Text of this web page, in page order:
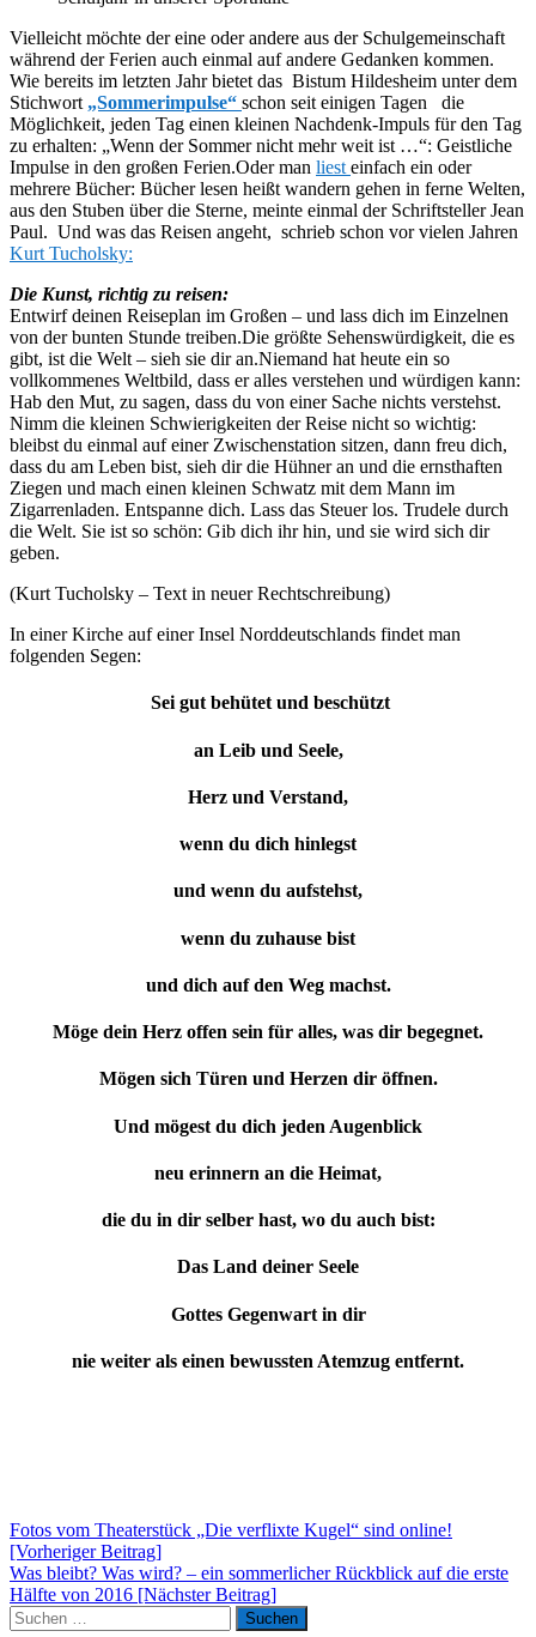
Vielleicht möchte der eine oder andere aus der Schulgemeinschaft
während der Ferien auch einmal auf andere Gedanken kommen.
Wie bereits im letzten Jahr bietet das Bistum Hildes­heim unter dem
Stichwort „Sommerimpulse“ schon seit einigen Tagen die
Möglichkeit, jeden Tag einen kleinen Nachdenk-Impuls für den Tag
zu erhalten: „Wenn der Sommer nicht mehr weit ist …“: Geistliche
Impulse in den großen Ferien.Oder man liest einfach ein oder
mehrere Bücher: Bücher lesen heißt wandern gehen in ferne Welten,
aus den Stuben über die Sterne, meinte einmal der Schriftsteller Jean
Paul. Und was das Reisen angeht, schrieb schon vor vielen Jahren
Kurt Tucholsky:
Die Kunst, richtig zu reisen:
Entwirf deinen Reiseplan im Großen – und lass dich im Einzelnen
von der bunten Stunde treiben.Die größte Sehenswürdigkeit, die es
gibt, ist die Welt – sieh sie dir an.Niemand hat heute ein so
vollkommenes Weltbild, dass er alles verstehen und würdigen kann:
Hab den Mut, zu sagen, dass du von einer Sache nichts verstehst.
Nimm die kleinen Schwierigkeiten der Reise nicht so wichtig:
bleibst du einmal auf einer Zwischenstation sitzen, dann freu dich,
dass du am Leben bist, sieh dir die Hühner an und die ernsthaften
Ziegen und mach einen kleinen Schwatz mit dem Mann im
Zigarrenladen. Entspanne dich. Lass das Steuer los. Trudele durch
die Welt. Sie ist so schön: Gib dich ihr hin, und sie wird sich dir
geben.
(Kurt Tucholsky – Text in neuer Rechtschreibung)
In einer Kirche auf einer Insel Norddeutschlands findet man
folgenden Segen:
Sei gut behütet und beschützt
an Leib und Seele,
Herz und Verstand,
wenn du dich hinlegst
und wenn du aufstehst,
wenn du zuhause bist
und dich auf den Weg machst.
Möge dein Herz offen sein für alles, was dir begegnet.
Mögen sich Türen und Herzen dir öffnen.
Und mögest du dich jeden Augenblick
neu erinnern an die Heimat,
die du in dir selber hast, wo du auch bist:
Das Land deiner Seele
Gottes Gegenwart in dir
nie weiter als einen bewussten Atemzug entfernt.
Beitragsnavigation
Fotos vom Theaterstück „Die verflixte Kugel“ sind online!
[Vorheriger Beitrag]
Was bleibt? Was wird? – ein sommerlicher Rückblick auf die erste
Hälfte von 2016 [Nächster Beitrag]
Suchen
Suchen